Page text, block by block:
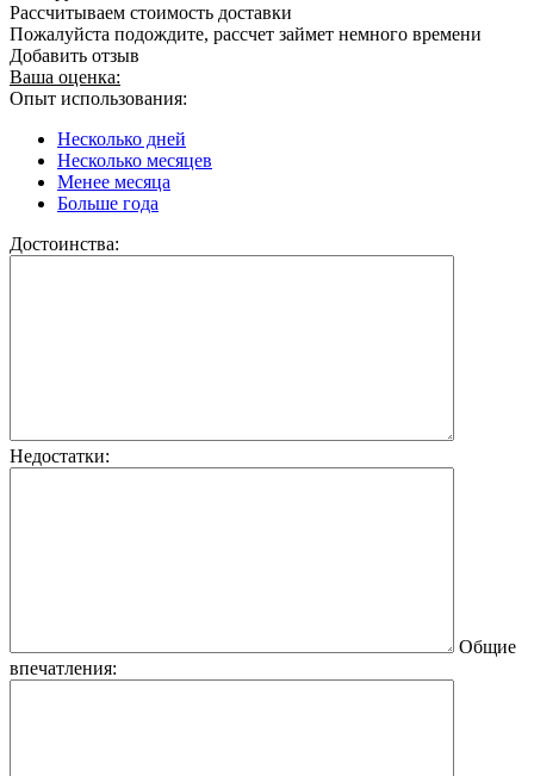
Рассчитываем стоимость доставки
Пожалуйста подождите, рассчет займет немного времени
Добавить отзыв
Ваша оценка:
Опыт использования:
Несколько дней
Несколько месяцев
Менее месяца
Больше года
Достоинства:
Недостатки:
Общие
впечатления: